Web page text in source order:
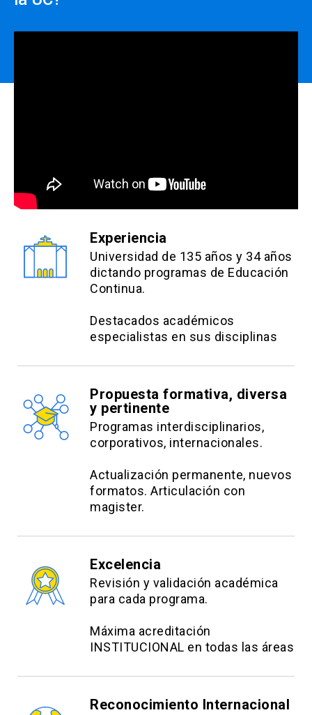
Experiencia
Universidad de 135 años y 34 años
dictando programas de Educación
Continua.
Destacados académicos
especialistas en sus disciplinas
Propuesta formativa, diversa
y pertinente
Programas interdisciplinarios,
corporativos, internacionales.
Actualización permanente, nuevos
formatos. Articulación con
magister.
Excelencia
Revisión y validación académica
para cada programa.
Máxima acreditación
INSTITUCIONAL en todas las áreas
Reconocimiento Internacional